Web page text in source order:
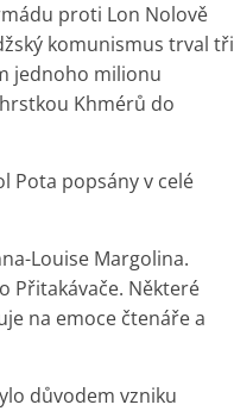
proti Lon Nolově
komunismus trval tři
jednoho milionu
Khmérů do
Pota popsány v celé
Louise Margolina.
Přitakávače. Některé
na emoce čtenáře a
důvodem vzniku